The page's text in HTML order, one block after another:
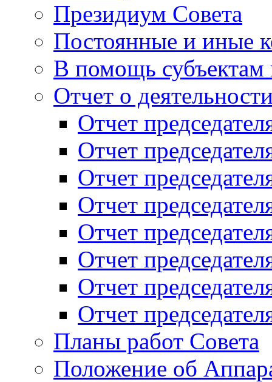
Президиум Совета
Постоянные и иные
В помощь субъектам
Отчет о
Отчет
Отчет
Отчет
Отчет
Отчет
Отчет
Отчет
Отчет
Планы работ Совета
Положение об